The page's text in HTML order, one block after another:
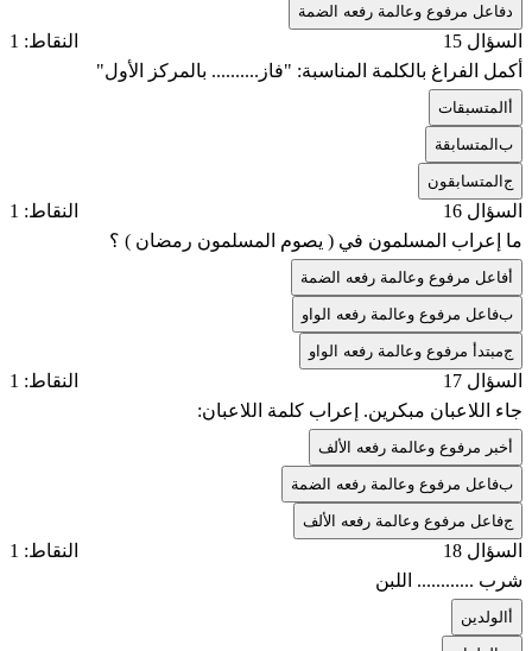
فاعل مرفوع وعالمة رفعه الضمة
السؤال 15
النقاط: 1
أكمل الفراغ بالكلمة المناسبة: "فاز.......... بالمركز الأول"
المتسبقات
بالمتسابقة
جالمتسابقون
السؤال 16
النقاط: 1
ما إعراب المسلمون في ( يصوم المسلمون رمضان ) ؟
فاعل مرفوع وعالمة رفعه الضمة
بفاعل مرفوع وعالمة رفعه الواو
جمبتدأ مرفوع وعالمة رفعه الواو
السؤال 17
النقاط: 1
جاء اللاعبان مبكرين. إعراب كلمة اللاعبان:
خبر مرفوع وعالمة رفعه الألف
بفاعل مرفوع وعالمة رفعه الضمة
جفاعل مرفوع وعالمة رفعه الألف
السؤال 18
النقاط: 1
شرب ............ اللبن
الولدين